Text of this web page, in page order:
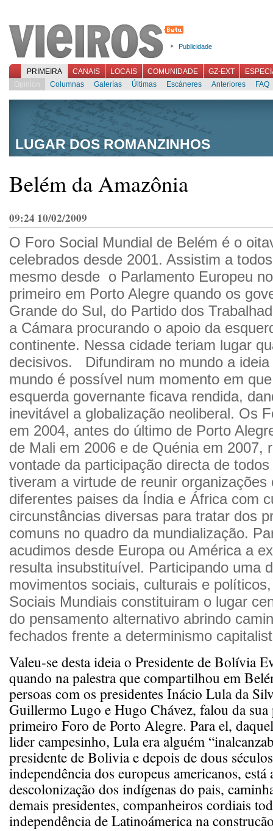
Publicidade
PRIMEIRA CANAIS LOCAIS COMUNIDADE GZ-EXT
Opinión
Columnas Galerías Últimas Escáneres Anteriores FAQ
LUGAR DOS ROMANZINHOS
Belém da Amazônia
09:24 10/02/2009
O Foro Social Mundial de Belém é o
celebrados desde 2001. Assistim a
mesmo desde o Parlamento Europeu
primeiro em Porto Alegre quando os
Grande do Sul, do Partido dos
a Cámara procurando o apoio da
continente. Nessa cidade teriam lugar
decisivos. Difundiram no mundo a ideia
mundo é possível num momento em
esquerda governante ficava rendida,
inevitável a globalização neoliberal. Os
em 2004, antes do último de Porto
de Mali em 2006 e de Quénia em 2007,
vontade da participação directa de
tiveram a virtude de reunir organizações
diferentes paises da Índia e África com
circunstâncias diversas para tratar dos
comuns no quadro da mundialização.
acudimos desde Europa ou América a
resulta insubstituível. Participando uma
movimentos sociais, culturais e
Sociais Mundiais constituiram o lugar
do pensamento alternativo abrindo
fechados frente a determinismo
Valeu-se desta ideia o Presidente de Bolívia
quando na palestra que compartilhou em
persoas com os presidentes Inácio Lula da
Guillermo Lugo e Hugo Chávez, falou da sua
primeiro Foro de Porto Alegre. Para el,
lider campesinho, Lula era alguém
presidente de Bolivia e depois de dous
independência dos europeus americanos, está
descolonização dos indígenas do pais,
demais presidentes, companheiros cordiais
independência de Latinoámerica na